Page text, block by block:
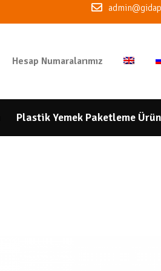
Hesap Numaralarımız
Plastik Yemek Paketleme